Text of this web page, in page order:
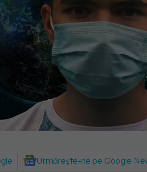
Urmărește-ne pe Google